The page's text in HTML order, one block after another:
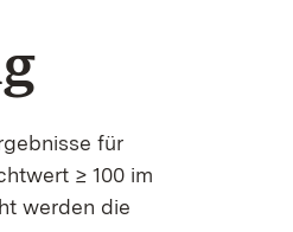
für
≥ 100 im
werden die